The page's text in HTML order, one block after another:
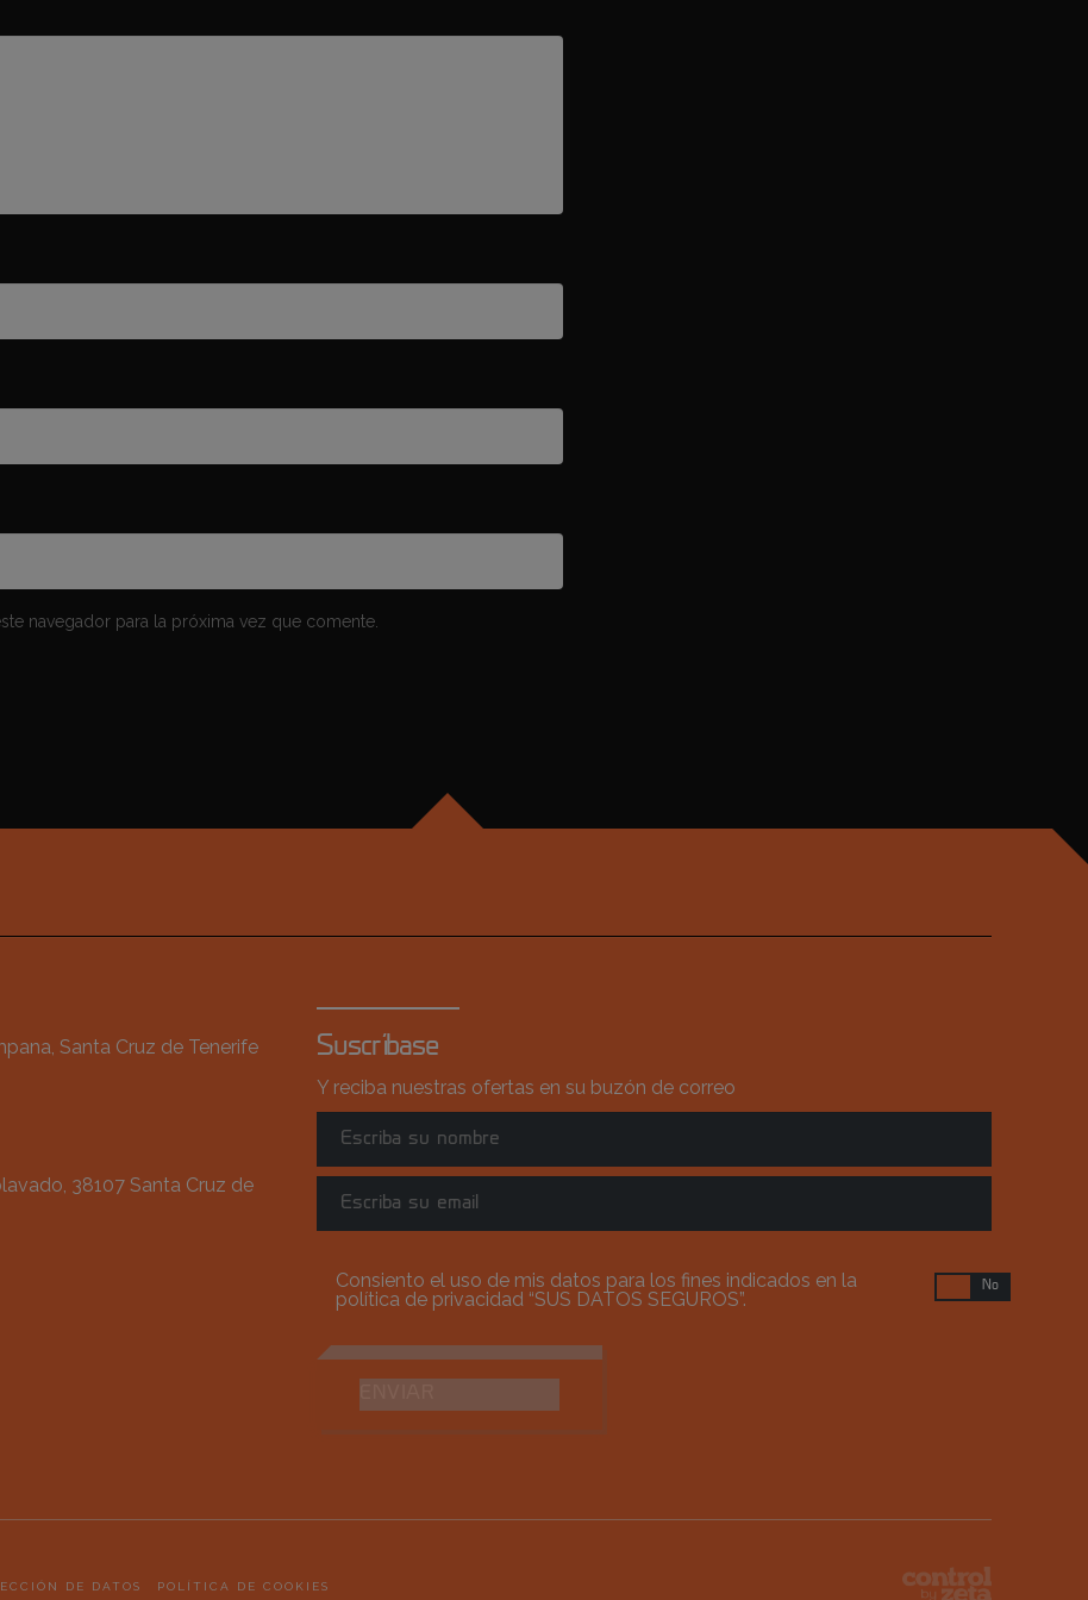
navegador para la próxima vez que comente.
Santa Cruz de Tenerife
38107 Santa Cruz de
Suscríbase
Y reciba nuestras ofertas en su buzón de correo
Consiento el uso de mis datos para los fines indicados en la
política de privacidad “SUS DATOS SEGUROS”.
No
DE DATOS POLÍTICA DE COOKIES